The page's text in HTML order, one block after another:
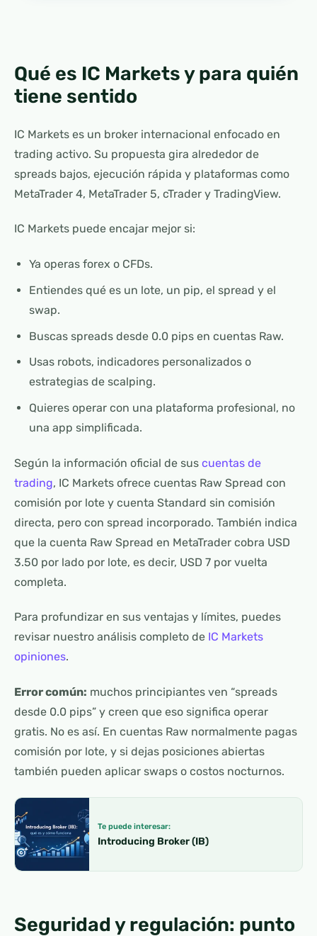
Qué es IC Markets y para quién
tiene sentido
IC Markets es un broker internacional enfocado en
trading activo. Su propuesta gira alrededor de
spreads bajos, ejecución rápida y plataformas como
MetaTrader 4, MetaTrader 5, cTrader y TradingView.
IC Markets puede encajar mejor si:
Ya operas forex o CFDs.
Entiendes qué es un lote, un pip, el spread y el
swap.
Buscas spreads desde 0.0 pips en cuentas Raw.
Usas robots, indicadores personalizados o
estrategias de scalping.
Quieres operar con una plataforma profesional, no
una app simplificada.
Según la información oficial de sus cuentas de
trading, IC Markets ofrece cuentas Raw Spread con
comisión por lote y cuenta Standard sin comisión
directa, pero con spread incorporado. También indica
que la cuenta Raw Spread en MetaTrader cobra USD
3.50 por lado por lote, es decir, USD 7 por vuelta
completa.
Para profundizar en sus ventajas y límites, puedes
revisar nuestro análisis completo de IC Markets
opiniones.
Error común: muchos principiantes ven “spreads
desde 0.0 pips” y creen que eso significa operar
gratis. No es así. En cuentas Raw normalmente pagas
comisión por lote, y si dejas posiciones abiertas
también pueden aplicar swaps o costos nocturnos.
Te puede interesar:
Introducing Broker (IB)
Seguridad y regulación: punto